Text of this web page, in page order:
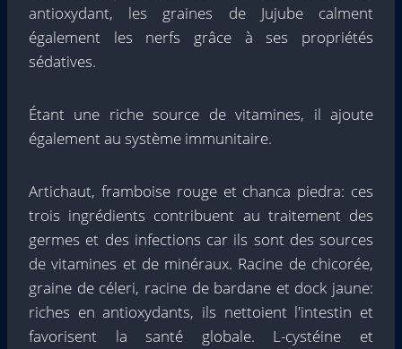
antioxydant, les graines de Jujube calment
également les nerfs grâce à ses propriétés
sédatives.
Étant une riche source de vitamines, il ajoute
également au système immunitaire.
Artichaut, framboise rouge et chanca piedra: ces
trois ingrédients contribuent au traitement des
germes et des infections car ils sont des sources
de vitamines et de minéraux. Racine de chicorée,
graine de céleri, racine de bardane et dock jaune:
riches en antioxydants, ils nettoient l'intestin et
favorisent la santé globale. L-cystéine et